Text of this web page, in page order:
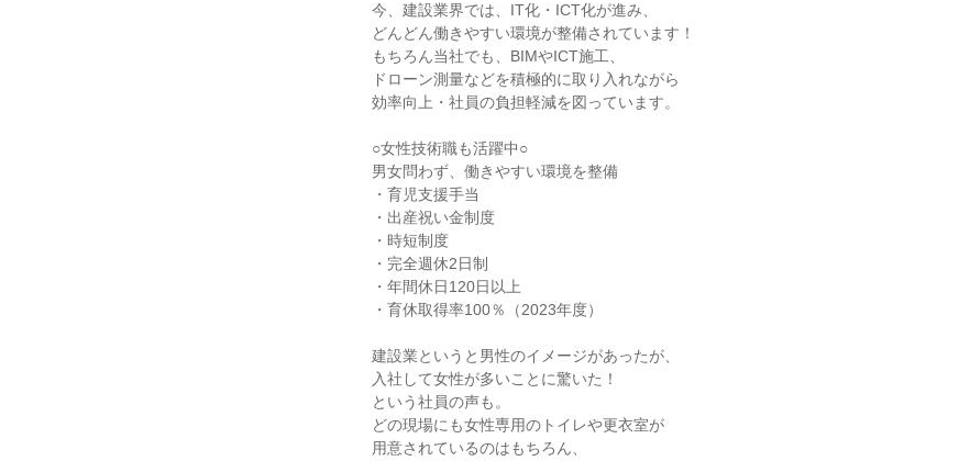
今、建設業界では、IT化・ICT化が進み、
どんどん働きやすい環境が整備されています！
もちろん当社でも、BIMやICT施工、
ドローン測量などを積極的に取り入れながら
効率向上・社員の負担軽減を図っています。
○女性技術職も活躍中○
男女問わず、働きやすい環境を整備
・育児支援手当
・出産祝い金制度
・時短制度
・完全週休2日制
・年間休日120日以上
・育休取得率100％（2023年度）
建設業というと男性のイメージがあったが、
入社して女性が多いことに驚いた！
という社員の声も。
どの現場にも女性専用のトイレや更衣室が
用意されているのはもちろん、